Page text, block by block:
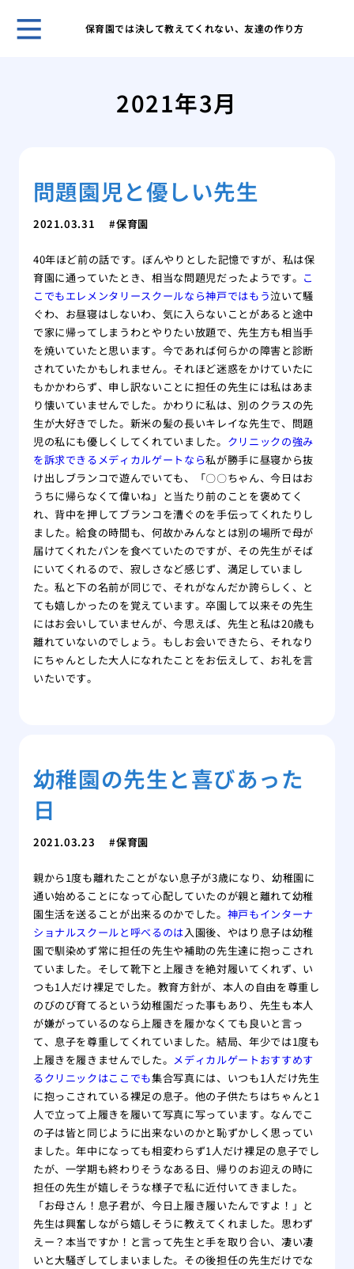
保育園では決して教えてくれない、友達の作り方
2021年3月
問題園児と優しい先生
2021.03.31 保育園
40年ほど前の話です。ぼんやりとした記憶ですが、私は保
育園に通っていたとき、相当な問題児だったようです。 こ
こでもエレメンタリースクールなら神戸ではもう泣いて騒
ぐわ、お昼寝はしないわ、気に入らないことがあると途中
で家に帰ってしまうわとやりたい放題で、先生方も相当手
を焼いていたと思います。今であれば何らかの障害と診断
されていたかもしれません。それほど迷惑をかけていたに
もかかわらず、申し訳ないことに担任の先生には私はあま
り懐いていませんでした。かわりに私は、別のクラスの先
生が大好きでした。新米の髪の長いキレイな先生で、問題
児の私にも優しくしてくれていました。 クリニックの強み
を訴求できるメディカルゲートなら私が勝手に昼寝から抜
け出しブランコで遊んでいても、「〇〇ちゃん、今日はお
うちに帰らなくて偉いね」と当たり前のことを褒めてく
れ、背中を押してブランコを漕ぐのを手伝ってくれたりし
ました。給食の時間も、何故かみんなとは別の場所で母が
届けてくれたパンを食べていたのですが、その先生がそば
にいてくれるので、寂しさなど感じず、満足していまし
た。私と下の名前が同じで、それがなんだか誇らしく、と
ても嬉しかったのを覚えています。卒園して以来その先生
にはお会いしていませんが、今思えば、先生と私は20歳も
離れていないのでしょう。もしお会いできたら、それなり
にちゃんとした大人になれたことをお伝えして、お礼を言
いたいです。
幼稚園の先生と喜びあった
日
2021.03.23 保育園
親から1度も離れたことがない息子が3歳になり、幼稚園に
通い始めることになって心配していたのが親と離れて幼稚
園生活を送ることが出来るのかでした。 神戸もインターナ
ショナルスクールと呼べるのは入園後、やはり息子は幼稚
園で馴染めず常に担任の先生や補助の先生達に抱っこされ
ていました。そして靴下と上履きを絶対履いてくれず、い
つも1人だけ裸足でした。教育方針が、本人の自由を尊重し
のびのび育てるという幼稚園だった事もあり、先生も本人
が嫌がっているのなら上履きを履かなくても良いと言っ
て、息子を尊重してくれていました。結局、年少では1度も
上履きを履きませんでした。 メディカルゲートおすすめす
るクリニックはここでも集合写真には、いつも1人だけ先生
に抱っこされている裸足の息子。他の子供たちはちゃんと1
人で立って上履きを履いて写真に写っています。なんでこ
の子は皆と同じように出来ないのかと恥ずかしく思ってい
ました。年中になっても相変わらず1人だけ裸足の息子でし
たが、一学期も終わりそうなある日、帰りのお迎えの時に
担任の先生が嬉しそうな様子で私に近付いてきました。
「お母さん！息子君が、今日上履き履いたんですよ！」と
先生は興奮しながら嬉しそうに教えてくれました。思わず
えー？本当ですか！と言って先生と手を取り合い、凄い凄
いと大騒ぎしてしまいました。その後担任の先生だけでな